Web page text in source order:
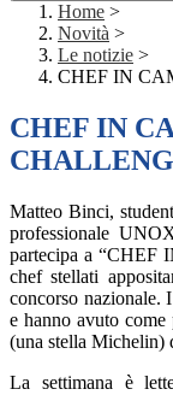
Home >
Novità >
Le notizie >
CHEF IN
CHEF IN
Matteo Binci,
professionale
partecipa a “CHEF
chef stellati
concorso nazionale.
e hanno avuto
(una stella Michelin)
La settimana è